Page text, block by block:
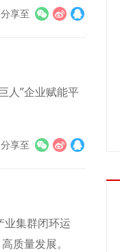
分享至
人”企业赋能平
分享至
业集群闭环运
质量发展。